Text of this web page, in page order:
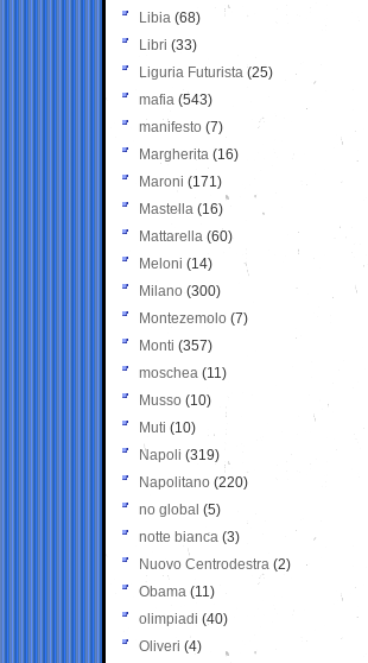
Libia (68)
Libri (33)
Liguria Futurista (25)
mafia (543)
manifesto (7)
Margherita (16)
Maroni (171)
Mastella (16)
Mattarella (60)
Meloni (14)
Milano (300)
Montezemolo (7)
Monti (357)
moschea (11)
Musso (10)
Muti (10)
Napoli (319)
Napolitano (220)
no global (5)
notte bianca (3)
Nuovo Centrodestra (2)
Obama (11)
olimpiadi (40)
Oliveri (4)